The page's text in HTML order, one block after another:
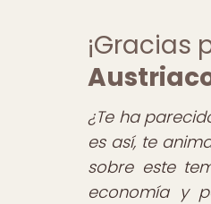
¡Gracias
¿Te ha
es así, te
sobre este
economía y